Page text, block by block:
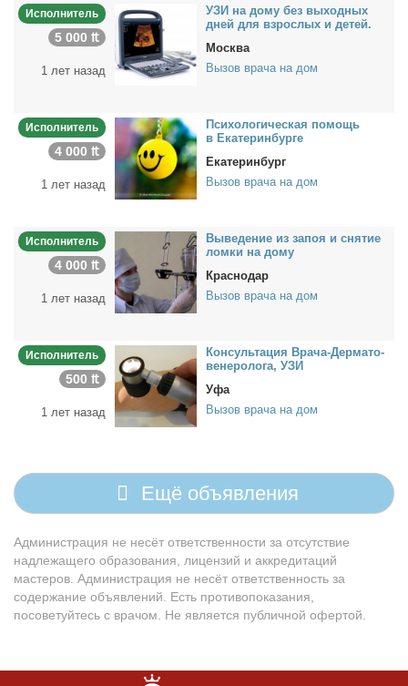
Исполнитель
5 000 ₶
1 лет назад
УЗИ на до­му без вы­ход­ных
дней для взрос­лых и де­тей.
Москва
Вызов врача на дом
Исполнитель
4 000 ₶
1 лет назад
Пси­хо­ло­ги­че­ская по­мощь
в Ека­те­рин­бур­ге
Екатеринбург
Вызов врача на дом
Исполнитель
4 000 ₶
1 лет назад
Вы­ве­де­ние из за­поя и сня­тие
лом­ки на до­му
Краснодар
Вызов врача на дом
Исполнитель
500 ₶
1 лет назад
Кон­суль­та­ция Вра­ча-Дер­ма­то­
ве­не­ро­ло­га, УЗИ
Уфа
Вызов врача на дом
Ещё объявления
Администрация не несёт ответственности за отсутствие
надлежащего образования, лицензий и аккредитаций
мастеров. Администрация не несёт ответственность за
содержание объявлений. Есть противопоказания,
посоветуйтесь с врачом. Не является публичной офертой.